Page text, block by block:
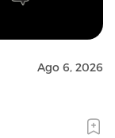
Ago 6, 2026